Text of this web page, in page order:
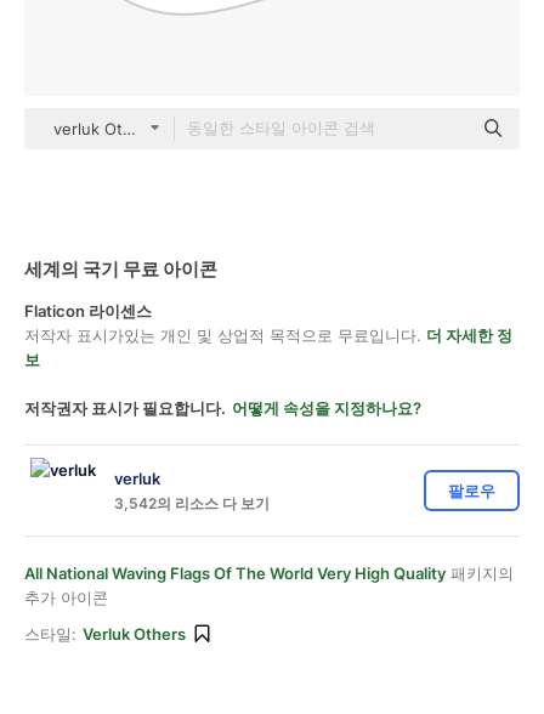
verluk Others
세계의 국기 무료 아이콘
Flaticon 라이센스
저작자 표시가있는 개인 및 상업적 목적으로 무료입니다. 더 자세한 정
보
저작권자 표시가 필요합니다. 어떻게 속성을 지정하나요?
verluk
3,542의 리소스 다 보기
팔로우
All National Waving Flags Of The World Very High Quality 패키지의
추가 아이콘
스타일: Verluk Others